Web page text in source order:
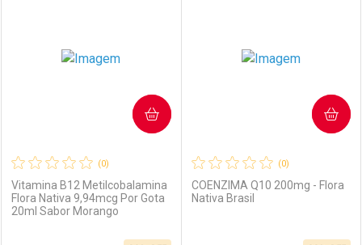
Ativar Desconto
(0)
Vitamina B12 Metilcobalamina
Flora Nativa 9,94mcg Por Gota
20ml Sabor Morango
COMPRAR
(0)
COENZIMA Q10 200mg - Flora
Nativa Brasil
COMPRAR